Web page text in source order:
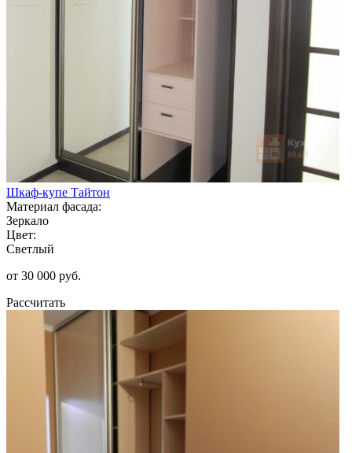
Шкаф-купе Тайтон
Материал фасада:
Зеркало
Цвет:
Светлый
от 30 000 руб.
Рассчитать